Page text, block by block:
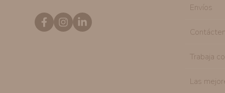
Envíos
Trabaja
Las